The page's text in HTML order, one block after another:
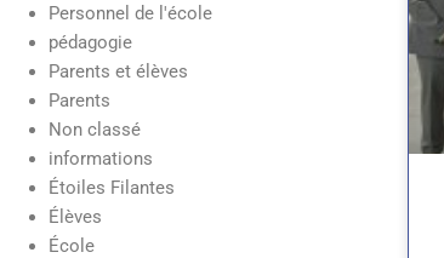
Personnel de l'école
pédagogie
Parents et élèves
Parents
Non classé
informations
Étoiles Filantes
Élèves
École